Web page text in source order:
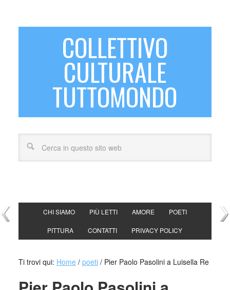
COLLETTIVO
CULTURALE
TUTTOMONDO
CHI SIAMO PIÙ LETTI AMORE POETI
PITTURA CONTATTI PRIVACY POLICY
Ti trovi qui: Home / poeti /Pier Paolo Pasolini a Luisella Re